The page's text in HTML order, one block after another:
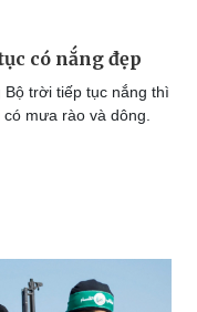
có nắng đẹp
Bộ trời tiếp tục nắng thì
mưa rào và dông.